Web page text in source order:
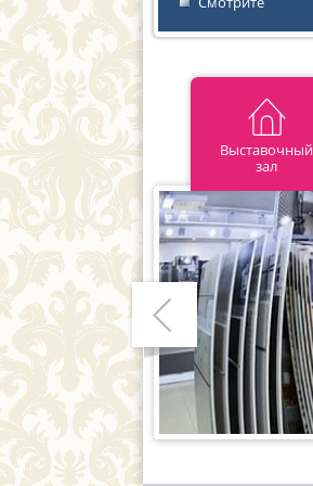
Выставочный
зал